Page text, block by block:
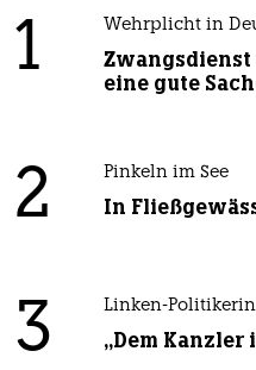
1 Wehrplicht in
eine gute
2 Pinkeln im See
In
3 Linken-
„Dem Kanzler